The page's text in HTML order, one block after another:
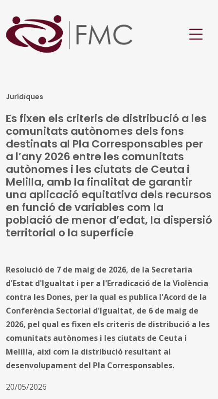
Jurídiques
Es fixen els criteris de distribució a les
comunitats autònomes dels fons
destinats al Pla Corresponsables per
a l’any 2026 entre les comunitats
autònomes i les ciutats de Ceuta i
Melilla, amb la finalitat de garantir
una aplicació equitativa dels recursos
en funció de variables com la
població de menor d’edat, la dispersió
territorial o la superfície
Resolució de 7 de maig de 2026, de la Secretaria
d'Estat d'Igualtat i per a l'Erradicació de la Violència
contra les Dones, per la qual es publica l'Acord de la
Conferència Sectorial d'Igualtat, de 6 de maig de
2026, pel qual es fixen els criteris de distribució a les
comunitats autònomes i les ciutats de Ceuta i
Melilla, així com la distribució resultant al
desenvolupament del Pla Corresponsables.
20/05/2026